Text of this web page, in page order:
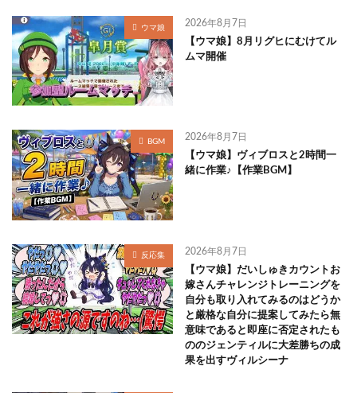
ウマ娘 2026年8月7日
【ウマ娘】8月リグヒにむけてル
ムマ開催
BGM 2026年8月7日
【ウマ娘】ヴィブロスと2時間一
緒に作業♪【作業BGM】
反応集 2026年8月7日
【ウマ娘】だいしゅきカウントお
嫁さんチャレンジトレーニングを
自分も取り入れてみるのはどうか
と厳格な自分に提案してみたら無
意味であると即座に否定されたも
ののジェンティルに大差勝ちの成
果を出すヴィルシーナ